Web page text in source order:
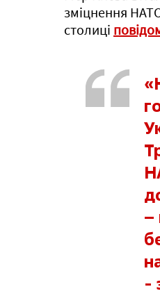
Запорізька
зміцнення
столиці
–
-